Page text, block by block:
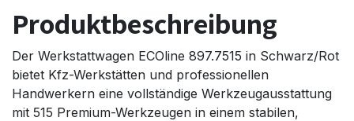
Produktbeschreibung
Der Werkstattwagen ECOline 897.7515 in Schwarz/Rot
bietet Kfz-Werkstätten und professionellen
Handwerkern eine vollständige Werkzeugausstattung
mit 515 Premium-Werkzeugen in einem stabilen,